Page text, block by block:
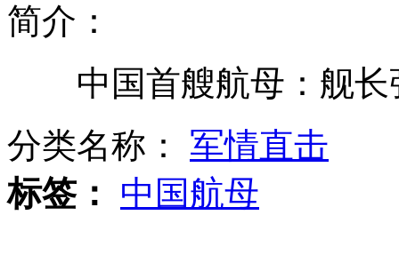
男子悬赏寻包 拒付酬金被诉
武汉：3岁女童发动电瓶车冲入湖中
中国航母平台的前世今生
山西运城恶犬咬伤多人 警民合力深夜将其击毙
简介：
中国首艘航母：舰长
分类名称： 军情直击
标签：
中国航母